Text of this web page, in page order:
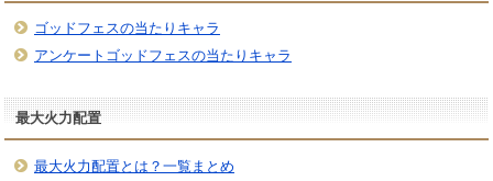
ゴッドフェスの当たりキャラ
アンケートゴッドフェスの当たりキャラ
最大火力配置
最大火力配置とは？一覧まとめ